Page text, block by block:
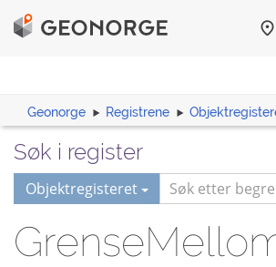
Geonorge Registrene
Søk i register
Objektregisteret